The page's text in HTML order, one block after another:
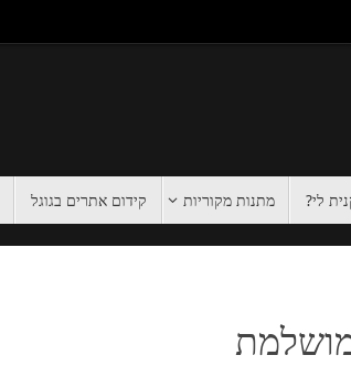
לי? מתנות מקוריות קידום אתרים בגוגל